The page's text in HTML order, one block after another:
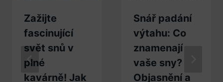
Zažijte
fascinující
svět snů v
plné
kavárně! Jak
Snář padání
výtahu: Co
znamenají
vaše sny?
Objasnění a